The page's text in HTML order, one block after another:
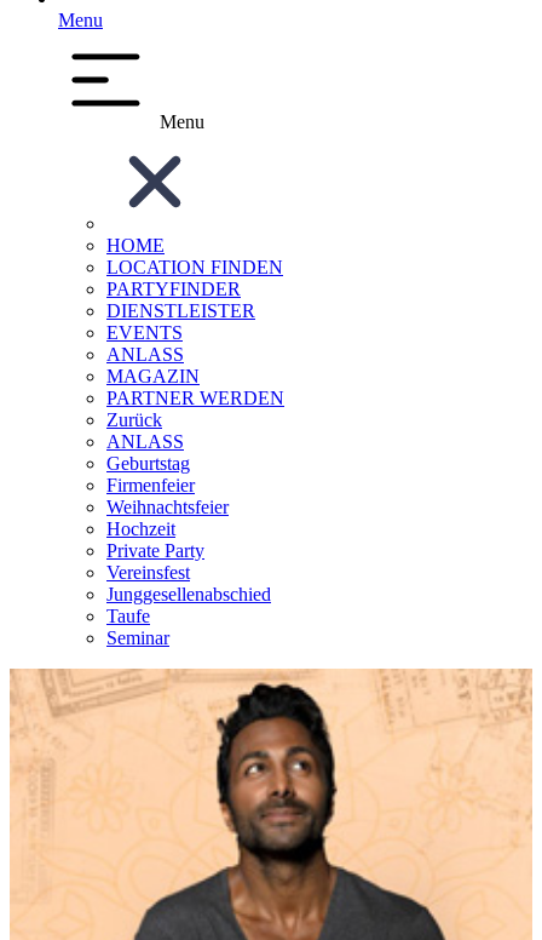
Menu
Menu
HOME
LOCATION FINDEN
PARTYFINDER
DIENSTLEISTER
EVENTS
ANLASS
MAGAZIN
PARTNER WERDEN
Zurück
ANLASS
Geburtstag
Firmenfeier
Weihnachtsfeier
Hochzeit
Private Party
Vereinsfest
Junggesellenabschied
Taufe
Seminar